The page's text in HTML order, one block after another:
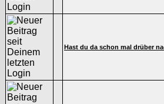
Hast du da schon mal drüber